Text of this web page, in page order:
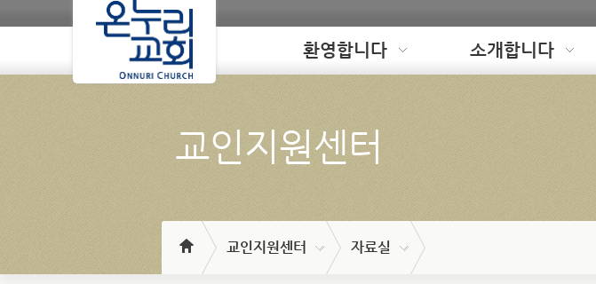
Loading 환영합니다 소개합니다
교인지원센터
교인지원센터 자료실